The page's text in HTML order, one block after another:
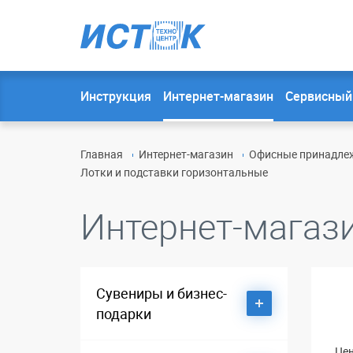
Инструкция Интернет-магазин
Главная Интернет-магазин Офисные
Лотки и подставки горизонтальные
Интернет-
Сувениры и бизнес-
подарки